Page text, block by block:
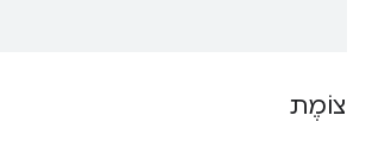
צוֹמֶת